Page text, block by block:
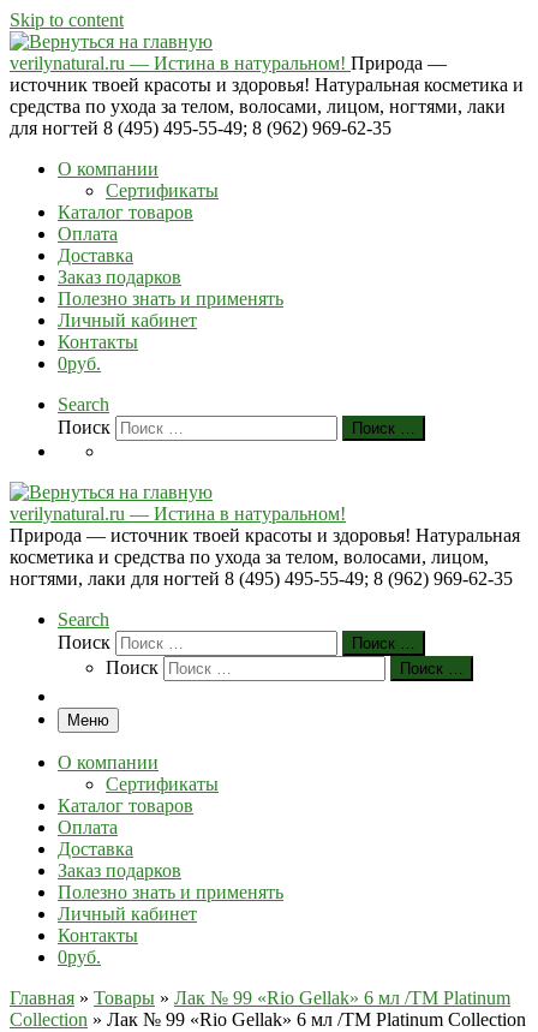
Skip to content
verilynatural.ru — Истина в натуральном! Природа —
источник твоей красоты и здоровья! Натуральная косметика и
средства по ухода за телом, волосами, лицом, ногтями, лаки
для ногтей 8 (495) 495-55-49; 8 (962) 969-62-35
О компании
Сертификаты
Каталог товаров
Оплата
Доставка
Заказ подарков
Полезно знать и применять
Личный кабинет
Контакты
0руб.
Search
Поиск
Поиск …
verilynatural.ru — Истина в натуральном!
Природа — источник твоей красоты и здоровья! Натуральная
косметика и средства по ухода за телом, волосами, лицом,
ногтями, лаки для ногтей 8 (495) 495-55-49; 8 (962) 969-62-35
Search
Поиск
Поиск …
Поиск Поиск …
Меню
О компании
Сертификаты
Каталог товаров
Оплата
Доставка
Заказ подарков
Полезно знать и применять
Личный кабинет
Контакты
0руб.
Главная » Товары » Лак № 99 «Rio Gellak» 6 мл /ТМ Platinum
Collection » Лак № 99 «Rio Gellak» 6 мл /ТМ Platinum Collection